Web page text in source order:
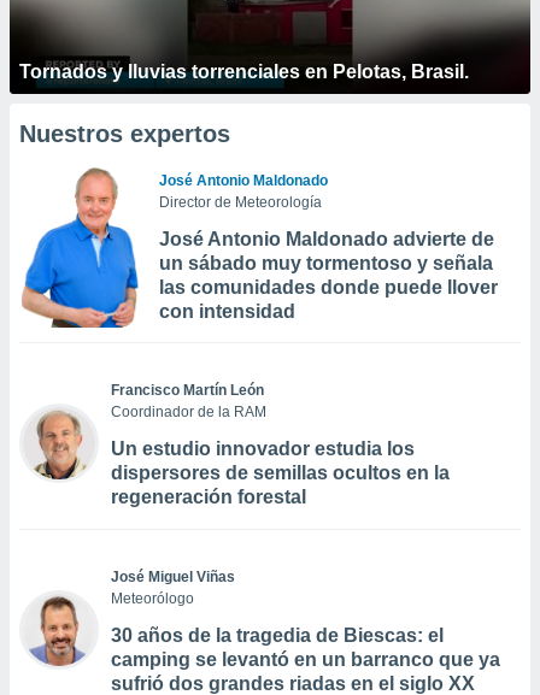
Tornados y lluvias torrenciales en Pelotas, Brasil.
Nuestros expertos
José Antonio Maldonado
Director de Meteorología
José Antonio Maldonado advierte de
un sábado muy tormentoso y señala
las comunidades donde puede llover
con intensidad
Francisco Martín León
Coordinador de la RAM
Un estudio innovador estudia los
dispersores de semillas ocultos en la
regeneración forestal
José Miguel Viñas
Meteorólogo
30 años de la tragedia de Biescas: el
camping se levantó en un barranco que ya
sufrió dos grandes riadas en el siglo XX